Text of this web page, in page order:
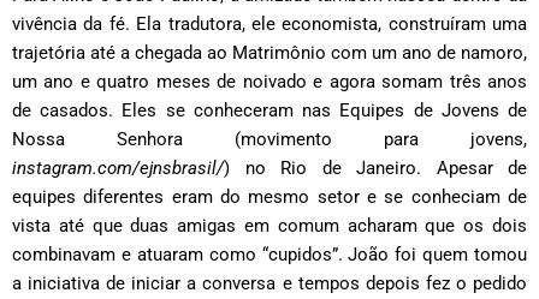
vivência da fé. Ela tradutora, ele economista, construíram uma
trajetória até a chegada ao Matrimônio com um ano de namoro,
um ano e quatro meses de noivado e agora somam três anos
de casados. Eles se conheceram nas Equipes de Jovens de
Nossa Senhora (movimento para jovens,
instagram.com/ejnsbrasil/) no Rio de Janeiro. Apesar de
equipes diferentes eram do mesmo setor e se conheciam de
vista até que duas amigas em comum acharam que os dois
combinavam e atuaram como “cupidos”. João foi quem tomou
a iniciativa de iniciar a conversa e tempos depois fez o pedido